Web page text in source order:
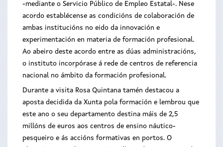
-mediante o Servicio Público de Empleo Estatal-. Nese
acordo establécense as condicións de colaboración de
ambas institucións no eido da innovación e
experimentación en materia de formación profesional.
Ao abeiro deste acordo entre as dúas administracións,
o instituto incorpórase á rede de centros de referencia
nacional no ámbito da formación profesional.
Durante a visita Rosa Quintana tamén destacou a
aposta decidida da Xunta pola formación e lembrou que
este ano o seu departamento destina máis de 2,5
millóns de euros aos centros de ensino náutico-
pesqueiro e ás accións formativas en portos. O